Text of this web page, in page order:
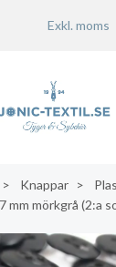
Exkl. moms
Knappar
mm mörkgrå (2:a